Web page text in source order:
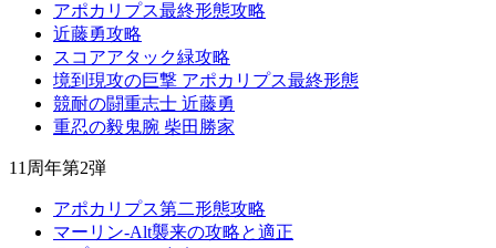
アポカリプス最終形態攻略
近藤勇攻略
スコアアタック緑攻略
境到現攻の巨撃 アポカリプス最終形態
競耐の闘重志士 近藤勇
重忍の毅鬼腕 柴田勝家
11周年第2弾
アポカリプス第二形態攻略
マーリン-Alt襲来の攻略と適正